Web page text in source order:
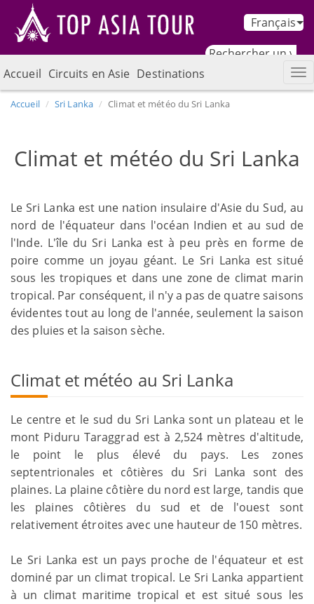
Français
Accueil Circuits en Asie Destinations
Accueil Sri Lanka Climat et météo du Sri Lanka
Climat et météo du Sri Lanka
Le Sri Lanka est une nation insulaire d'Asie du Sud, au
nord de l'équateur dans l'océan Indien et au sud de
l'Inde. L'île du Sri Lanka est à peu près en forme de
poire comme un joyau géant. Le Sri Lanka est situé
sous les tropiques et dans une zone de climat marin
tropical. Par conséquent, il n'y a pas de quatre saisons
évidentes tout au long de l'année, seulement la saison
des pluies et la saison sèche.
Climat et météo au Sri Lanka
Le centre et le sud du Sri Lanka sont un plateau et le
mont Piduru Taraggrad est à 2,524 mètres d'altitude,
le point le plus élevé du pays. Les zones
septentrionales et côtières du Sri Lanka sont des
plaines. La plaine côtière du nord est large, tandis que
les plaines côtières du sud et de l'ouest sont
relativement étroites avec une hauteur de 150 mètres.
Le Sri Lanka est un pays proche de l'équateur et est
dominé par un climat tropical. Le Sri Lanka appartient
à un climat maritime tropical et est situé sous les